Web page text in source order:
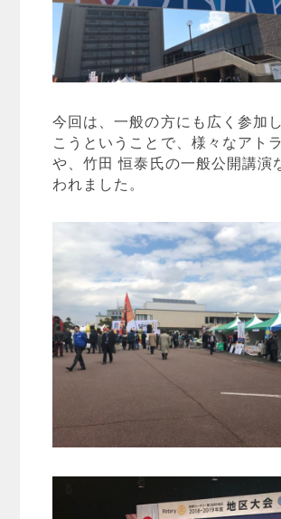
今回は、一般の方にも広く参加
こうということで、様々なアト
や、竹田 恒泰氏の一般公開講演
われました。